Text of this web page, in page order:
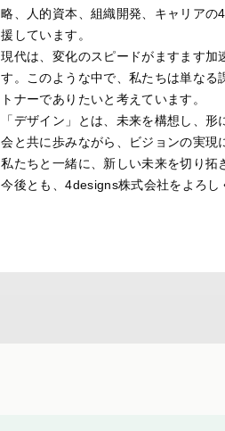
略、人的資本、組織開発、キャリア
援しています。
現代は、変化のスピードがますます
す。このような中で、私たちは単な
トナーでありたいと考えています。
「デザイン」とは、未来を構想し、
会と共に歩みながら、ビジョンの実現
私たちと一緒に、新しい未来を切り拓
今後とも、4designs株式会社をよろし